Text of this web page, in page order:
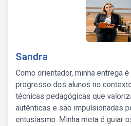
Sandra
Como orientador, minha entrega
progresso dos alunos no
técnicas pedagógicas que
autênticas e são impulsionadas
entusiasmo. Minha meta é guiar